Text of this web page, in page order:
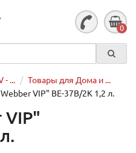
0
- ...
Товары для Дома и ...
VIP" ВЕ-37В/2К 1,2 л.